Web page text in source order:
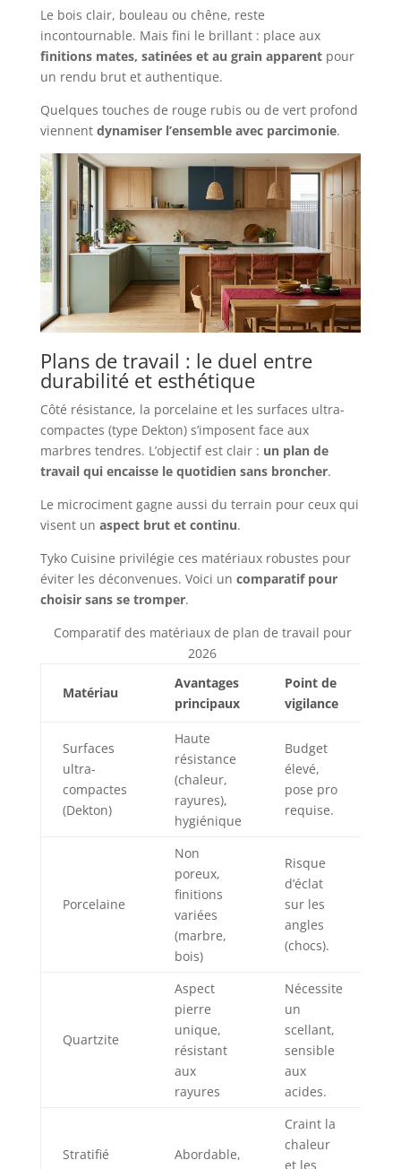
Le bois clair, bouleau ou chêne, reste
incontournable. Mais fini le brillant : place aux
finitions mates, satinées et au grain apparentpour
un rendu brut et authentique.
Quelques touches de rouge rubis ou de vert profond
viennent dynamiser l’ensemble avec parcimonie.
Plans de travail : le duel entre
durabilité et esthétique
Côté résistance, la porcelaine et les surfaces ultra-
compactes (type Dekton) s’imposent face aux
marbres tendres. L’objectif est clair : un plan de
travail qui encaisse le quotidien sans broncher.
Le microciment gagne aussi du terrain pour ceux qui
visent un aspect brut et continu.
Tyko Cuisine privilégie ces matériaux robustes pour
éviter les déconvenues. Voici un comparatif pour
choisir sans se tromper.
Comparatif des matériaux de plan de travail pour
2026
Matériau
Avantages
principaux
Point de
vigilance
Surfaces
ultra-
compactes
(Dekton)
Haute
résistance
(chaleur,
rayures),
hygiénique
Budget
élevé,
pose pro
requise.
Porcelaine
Non
poreux,
finitions
variées
(marbre,
bois)
Risque
d’éclat
sur les
angles
(chocs).
Quartzite
Aspect
pierre
unique,
résistant
aux
rayures
Nécessite
un
scellant,
sensible
aux
acides.
Stratifié
Abordable,
Craint la
chaleur
et les